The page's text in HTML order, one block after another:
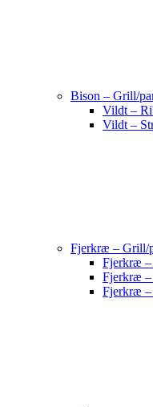
Bison – Grill/
Vildt –
Vildt –
Fjerkræ – Grill/
Fjerkræ –
Fjerkræ –
Fjerkræ –